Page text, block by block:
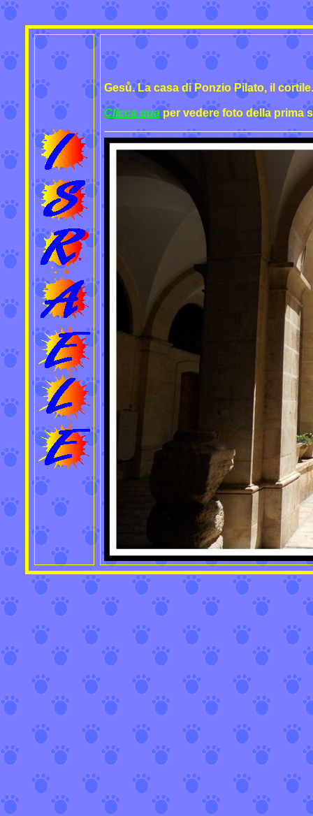
Gesů. La casa di Ponzio Pilato, il cortile.
Clicca qua per vedere foto della prima